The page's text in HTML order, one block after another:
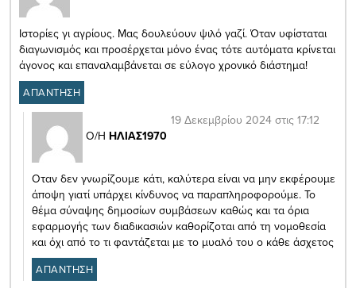
Ιστορίες γι αγρίους. Μας δουλεύουν ψιλό γαζί. Όταν υφίσταται
διαγωνισμός και προσέρχεται μόνο ένας τότε αυτόματα κρίνεται
άγονος και επαναλαμβάνεται σε εύλογο χρονικό διάστημα!
ΑΠΑΝΤΗΣΗ
Ο/Η ΗΛΙΑΣ1970
19 Δεκεμβρίου 2024 στις 17:12
Οταν δεν γνωρίζουμε κάτι, καλύτερα είναι να μην εκφέρουμε
άποψη γιατί υπάρχει κίνδυνος να παραπληροφορούμε. Το
θέμα σύναψης δημοσίων συμβάσεων καθώς και τα όρια
εφαρμογής των διαδικασιών καθορίζοται από τη νομοθεσία
και όχι από το τι φαντάζεται με το μυαλό του ο κάθε άσχετος
ΑΠΑΝΤΗΣΗ